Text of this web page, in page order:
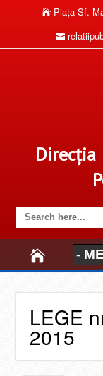
Piaţa Sf.
Direcția
LEGE
2015